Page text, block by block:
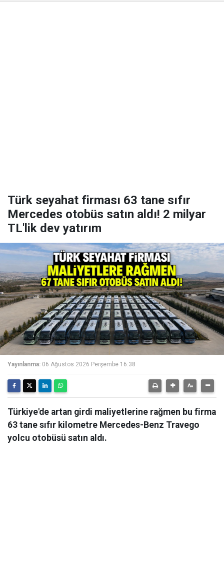
Türk seyahat firması 63 tane sıfır
Mercedes otobüs satın aldı! 2 milyar
TL'lik dev yatırım
Yayınlanma: 06 Ağustos 2026 Perşembe 16:38
Türkiye'de artan girdi maliyetlerine rağmen bu firma
63 tane sıfır kilometre Mercedes-Benz Travego
yolcu otobüsü satın aldı.